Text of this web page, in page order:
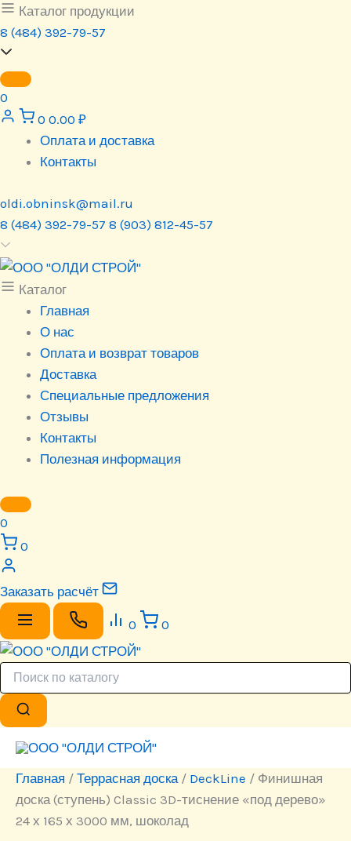
Перейти
к
содержимому
Каталог продукции
8 (484) 392-79-57
0
0 0.00 ₽
Оплата и доставка
Контакты
oldi.obninsk@mail.ru
8 (484) 392-79-57 8 (903) 812-45-57
Каталог
Главная
О нас
Оплата и возврат товаров
Доставка
Специальные предложения
Отзывы
Контакты
Полезная информация
0
0
Заказать расчёт
0 0
Главная / Террасная доска/ DeckLine / Финишная
доска (ступень) Classic 3D-тиснение «под дерево»
24 х 165 х 3000 мм, шоколад